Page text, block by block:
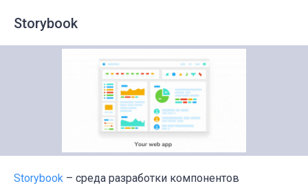
Storybook
Storybook – среда разработки компонентов